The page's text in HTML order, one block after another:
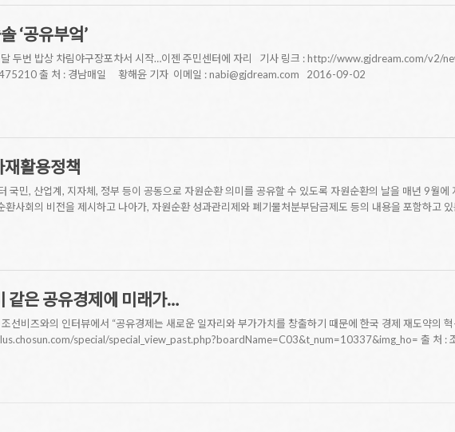
‘공유부엌’
달 두번 밥상 차림야구장포차서 시작…이젠 주민센터에 자리 기사 링크 : http://www.gjdream.com/v2/
출 처 : 경남매일 황해윤 기자 이메일 : nabi@gjdream.com 2016-09-02
활용정책
국민, 산업계, 지자체, 정부 등이 공동으로 자원순환 의미를 공유할 수 있도록 자원순환의 날을 매년 9월에
환사회의 비전을 제시하고 나아가, 자원순환 성과관리제와 폐기물처분부담금제도 등의 내용을 포함하고 있
같은 공유경제에 미래가…
선비즈와의 인터뷰에서 “공유경제는 새로운 일자리와 부가가치를 창출하기 때문에 한국 경제 재도약의
special/special_view_past.php?boardName=C03&t_num=10337&img_ho= 출 처 :